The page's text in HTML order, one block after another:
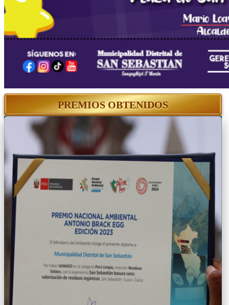
PREMIOS OBTENIDOS